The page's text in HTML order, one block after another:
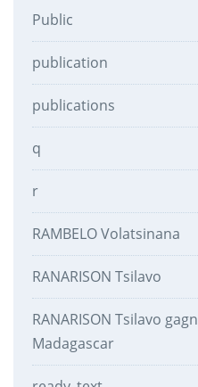
Public
publication
publications
q
r
RAMBELO Volatsinana
RANARISON Tsilavo
RANARISON Tsilavo
Madagascar